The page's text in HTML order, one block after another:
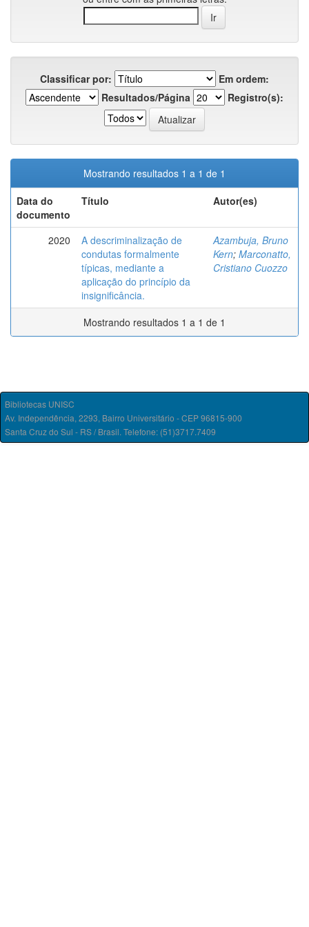
Classificar por:
Em ordem:
Resultados/Página
Registro(s):
Mostrando resultados 1 a 1 de 1
Data do
documento
Título Autor(es)
2020
A descriminalização de
condutas formalmente
típicas, mediante a
aplicação do princípio da
insignificância.
Azambuja, Bruno
Kern; Marconatto,
Cristiano Cuozzo
Mostrando resultados 1 a 1 de 1
Bibliotecas UNISC
Av. Independência, 2293, Bairro Universitário - CEP 96815-900
Santa Cruz do Sul - RS / Brasil. Telefone: (51)3717.7409